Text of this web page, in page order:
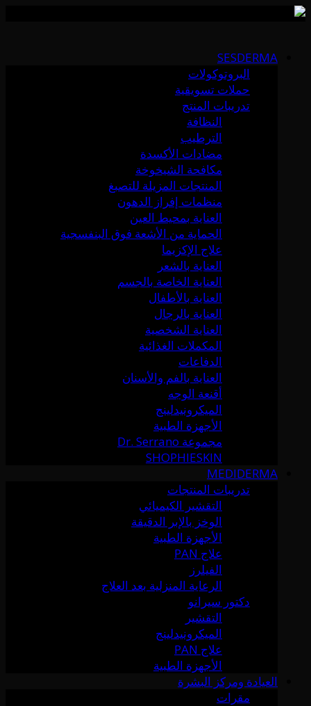
content
SESDERMA
البروتوكولات
حملات تسويقية
تدريبات المنتج
النظافة
الترطيب
مضادات الأكسدة
مكافحة الشيخوخة
المنتجات المزيلة للتصبغ
منظمات إفراز الدهون
العناية بمحيط العين
الحماية من الأشعة فوق البنفسجية
علاج الإكزيما
العناية بالشعر
العناية الخاصة بالجسم
العناية بالأطفال
العناية بالرجال
العناية الشخصية
المكملات الغذائية
الدفاعات
العناية بالفم والأسنان
أقنعة الوجه
الميكرونيدلينج
الأجهزة الطبية
مجموعة Dr. Serrano
SHOPHIESKIN
MEDIDERMA
تدريبات المنتجات
التقشير الكيميائي
الوخز بالإبر الدقيقة
الأجهزة الطبية
علاج PAN
الفيلرز
الرعاية المنزلية بعد العلاج
دكتور سيرانو
التقشير
الميكرونيدلينج
علاج PAN
الأجهزة الطبية
العيادة ومركز البشرة
مقرات